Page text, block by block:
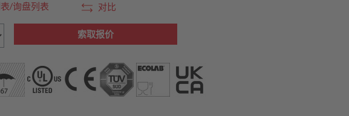
详细信息参见数据表
/询盘列表 对比
索取报价